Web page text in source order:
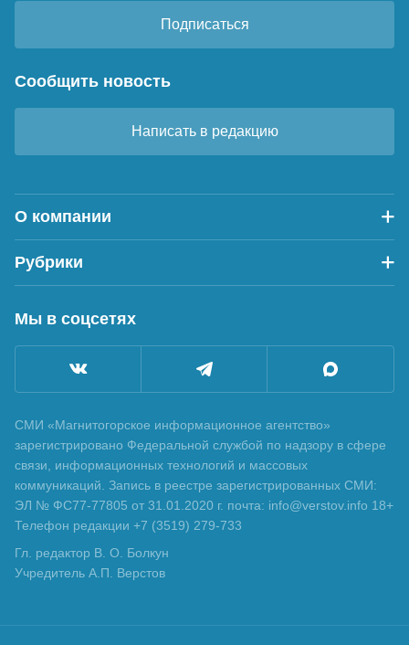
Подписаться
Сообщить новость
Написать в редакцию
О компании
Рубрики
Мы в соцсетях
СМИ «Магнитогорское информационное агентство»
зарегистрировано Федеральной службой по надзору в сфере
связи, информационных технологий и массовых
коммуникаций. Запись в реестре зарегистрированных СМИ:
ЭЛ № ФС77-77805 от 31.01.2020 г. почта: info@verstov.info 18+
Телефон редакции +7 (3519) 279-733
Гл. редактор В. О. Болкун
Учредитель А.П. Верстов